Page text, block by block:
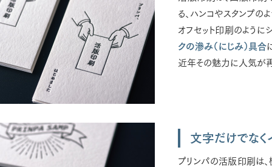
る、ハンコやスタンプの
オフセット印刷のように
クの滲み（にじみ）具合
近年その魅力に人気が
文字だけでなく
プリンパの活版印刷は